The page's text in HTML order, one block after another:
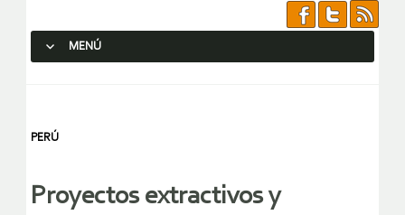
MENÚ
PERÚ
Proyectos extractivos y